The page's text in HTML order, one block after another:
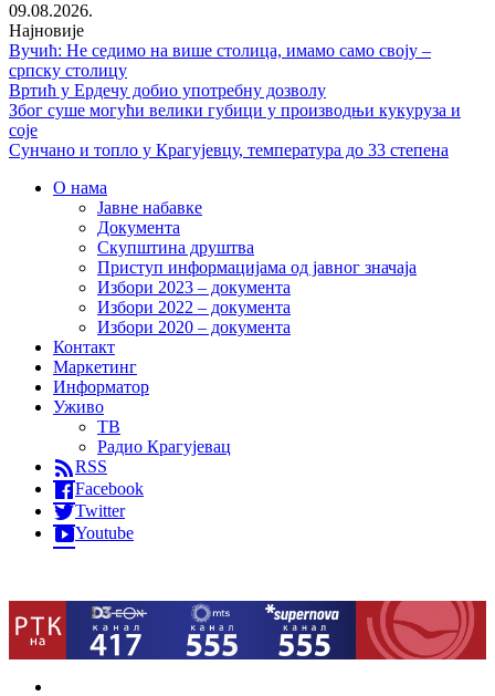
09.08.2026.
Најновије
Вучић: Не седимо на више столица, имамо само своју –
српску столицу
Вртић у Ердечу добио употребну дозволу
Због суше могући велики губици у производњи кукуруза и
соје
Сунчано и топло у Крагујевцу, температура до 33 степена
О нама
Јавне набавке
Документа
Скупштина друштва
Приступ информацијама од јавног значаја
Избори 2023 – документа
Избори 2022 – документа
Избори 2020 – документа
Контакт
Маркетинг
Информатор
Уживо
ТВ
Радио Крагујевац
RSS
Facebook
Twitter
Youtube